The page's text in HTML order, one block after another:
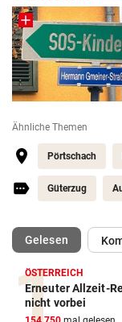
Ähnliche Themen
Pörtschach
Güterzug
Gelesen
ÖSTERREICH
Erneuter Allzeit-
nicht vorbei